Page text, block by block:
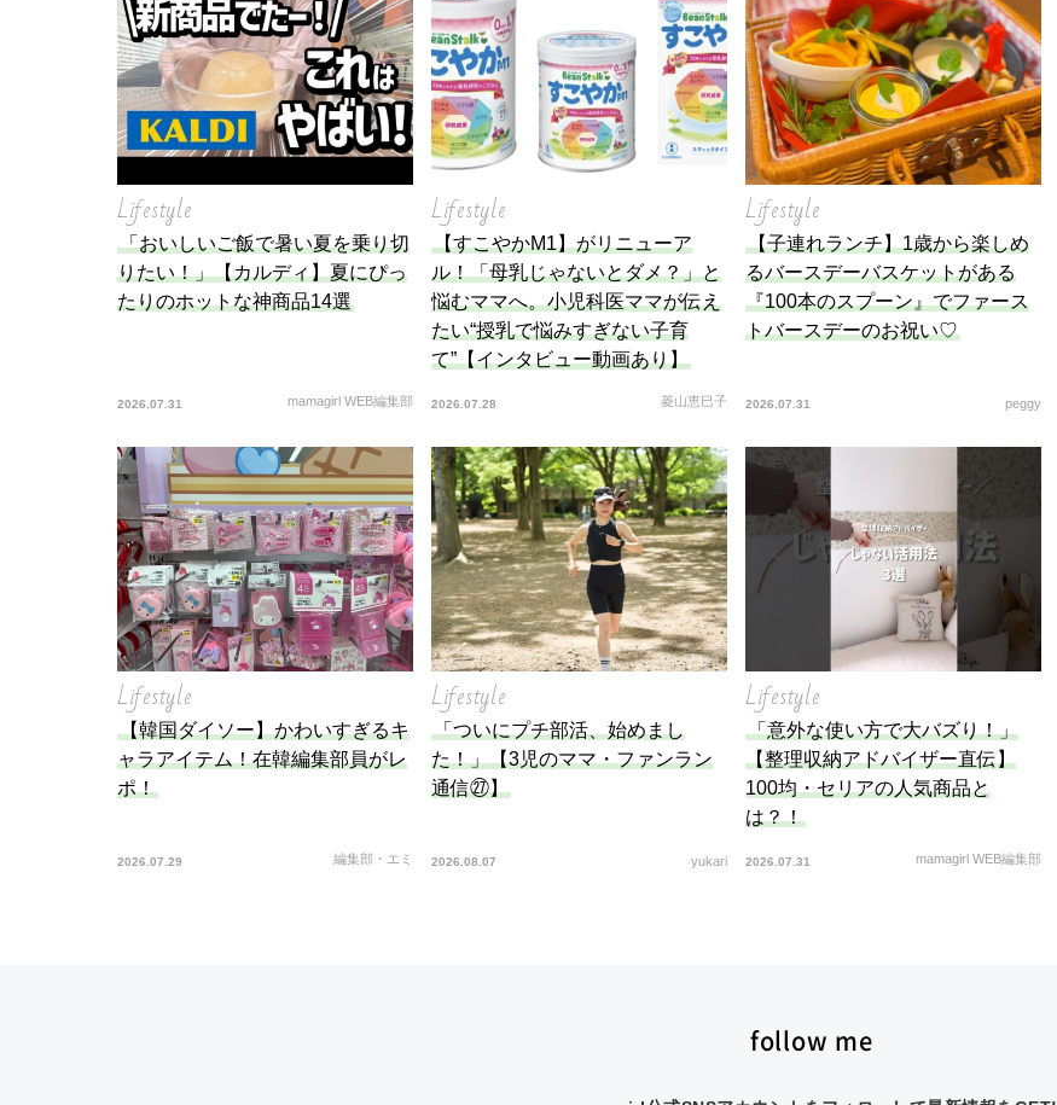
Lifestyle
「おいしいご飯で暑い夏を乗り切
りたい！」【カルディ】夏にぴっ
たりのホットな神商品14選
2026.07.31 mamagirl WEB編集部
Lifestyle
【すこやかM1】がリニューア
ル！「母乳じゃないとダメ？」と
悩むママへ。小児科医ママが伝え
たい“授乳で悩みすぎない子育
て”【インタビュー動画あり】
2026.07.28 菱山恵巳子
Lifestyle
【子連れランチ】1歳から楽しめ
るバースデーバスケットがある
『100本のスプーン』でファース
トバースデーのお祝い♡
2026.07.31 peggy
Lifestyle
【韓国ダイソー】かわいすぎるキ
ャラアイテム！在韓編集部員がレ
ポ！
2026.07.29 編集部・エミ
Lifestyle
「ついにプチ部活、始めまし
た！」【3児のママ・ファンラン
通信㉗】
2026.08.07 yukari
Lifestyle
「意外な使い方で大バズり！」
【整理収納アドバイザー直伝】
100均・セリアの人気商品と
は？！
2026.07.31 mamagirl WEB編集部
follow me